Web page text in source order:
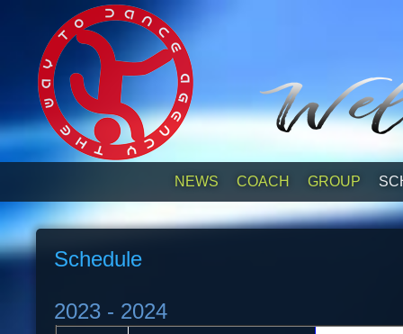
NEWS СOACH GROUP
Schedule
2023 - 2024